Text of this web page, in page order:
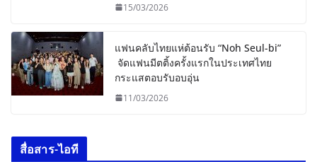
15/03/2026
แฟนคลับไทยแห่ต้อนรับ “Noh Seul-bi”
จัดแฟนมีตติ้งครั้งแรกในประเทศไทย
กระแสตอบรับอบอุ่น
11/03/2026
สื่อสาร-ไอที